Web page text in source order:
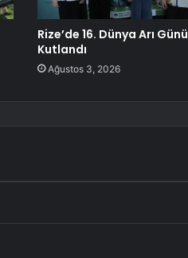
Rize’de 16. Dünya Arı Günü
Kutlandı
Ağustos 3, 2026